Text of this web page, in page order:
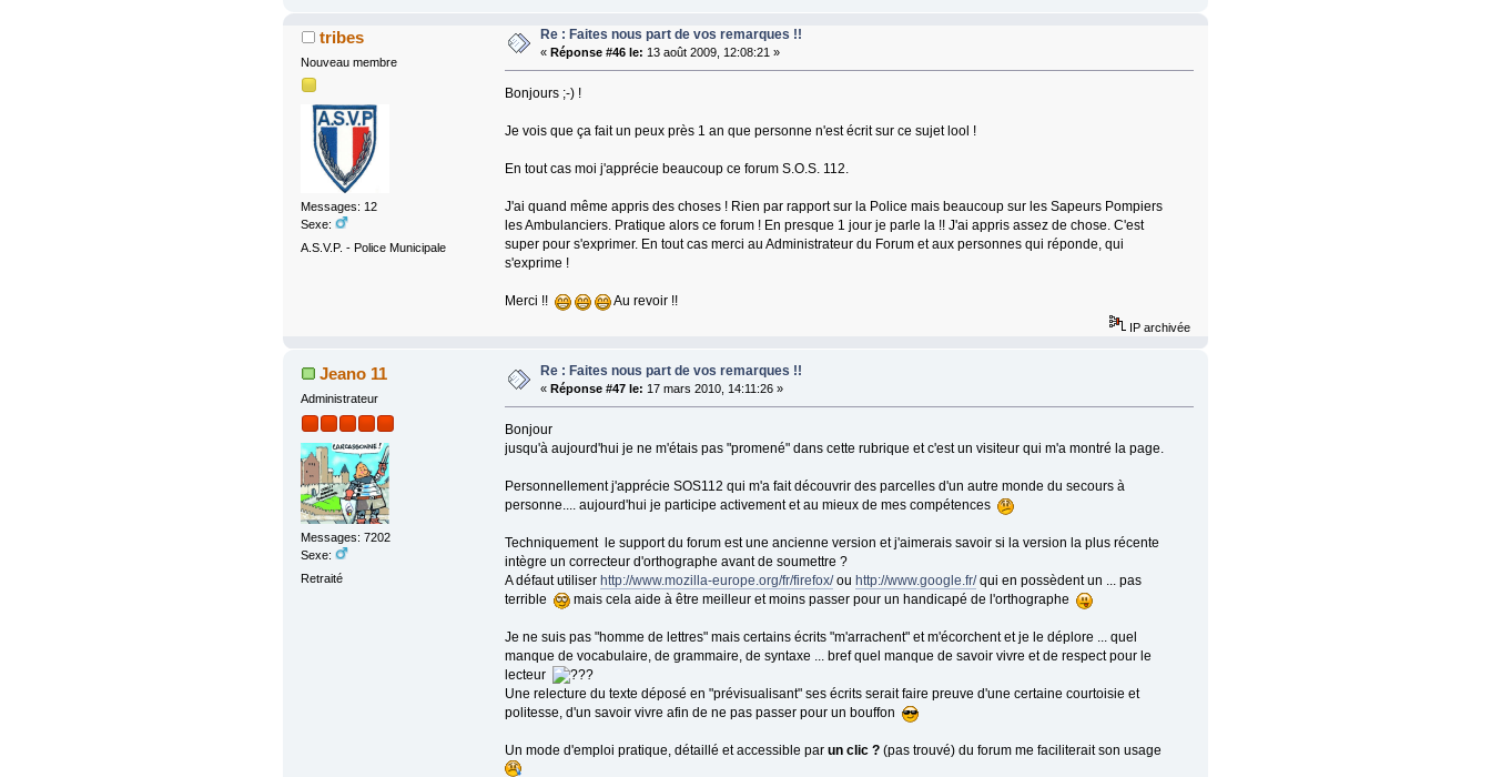
tribes
Nouveau membre
Messages: 12
Sexe:
A.S.V.P. - Police Municipale
Re : Faites nous part de vos remarques !!
« Réponse #46 le: 13 août 2009, 12:08:21 »
Bonjours ;-) !
Je vois que ça fait un peux près 1 an que personne n'est écrit sur ce sujet lool !
En tout cas moi j'apprécie beaucoup ce forum S.O.S. 112.
J'ai quand même appris des choses ! Rien par rapport sur la Police mais beaucoup sur les Sapeurs Pompiers
les Ambulanciers. Pratique alors ce forum ! En presque 1 jour je parle la !! J'ai appris assez de chose. C'est
super pour s'exprimer. En tout cas merci au Administrateur du Forum et aux personnes qui réponde, qui
s'exprime !
Merci !! Au revoir !!
IP archivée
Jeano 11
Administrateur
Messages: 7202
Sexe:
Retraité
Re : Faites nous part de vos remarques !!
« Réponse #47 le: 17 mars 2010, 14:11:26 »
Bonjour
jusqu'à aujourd'hui je ne m'étais pas "promené" dans cette rubrique et c'est un visiteur qui m'a montré la page.
Personnellement j'apprécie SOS112 qui m'a fait découvrir des parcelles d'un autre monde du secours à
personne.... aujourd'hui je participe activement et au mieux de mes compétences
Techniquement le support du forum est une ancienne version et j'aimerais savoir si la version la plus récente
intègre un correcteur d'orthographe avant de soumettre ?
A défaut utiliser http://www.mozilla-europe.org/fr/firefox/ou http://www.google.fr/qui en possèdent un ... pas
terrible
mais cela aide à être meilleur et moins passer pour un handicapé de l'orthographe
Je ne suis pas "homme de lettres" mais certains écrits "m'arrachent" et m'écorchent et je le déplore ... quel
manque de vocabulaire, de grammaire, de syntaxe ... bref quel manque de savoir vivre et de respect pour le
lecteur
Une relecture du texte déposé en "prévisualisant" ses écrits serait faire preuve d'une certaine courtoisie et
politesse, d'un savoir vivre afin de ne pas passer pour un bouffon
Un mode d'emploi pratique, détaillé et accessible par un clic ? (pas trouvé) du forum me faciliterait son usage